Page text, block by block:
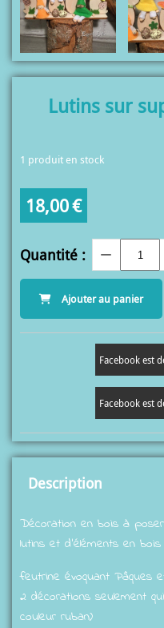
Lutins sur
18,00€
1 produit en stock
Quantité :
Ajouter au panier
Facebook est
Facebook est
Description
Décoration en bois à
lutins et d'éléments en
feutrine évoquant Pâques
2 décorations seulement
couleur ruban)